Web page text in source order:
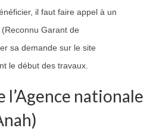
il faut faire appel à un
Garant de
sa demande sur le site
le début des travaux.
l’Agence nationale